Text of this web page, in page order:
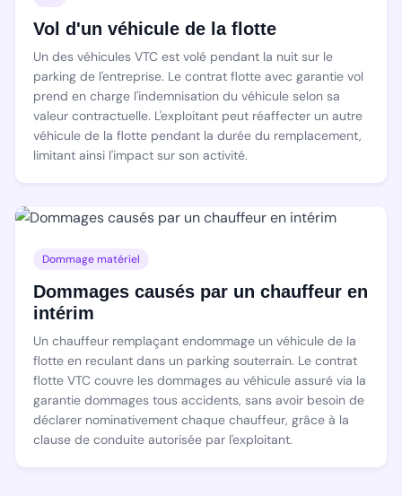
Vol d'un véhicule de la flotte
Un des véhicules VTC est volé pendant la nuit sur le
parking de l'entreprise. Le contrat flotte avec garantie vol
prend en charge l'indemnisation du véhicule selon sa
valeur contractuelle. L'exploitant peut réaffecter un autre
véhicule de la flotte pendant la durée du remplacement,
limitant ainsi l'impact sur son activité.
Dommage matériel
Dommages causés par un chauffeur en
intérim
Un chauffeur remplaçant endommage un véhicule de la
flotte en reculant dans un parking souterrain. Le contrat
flotte VTC couvre les dommages au véhicule assuré via la
garantie dommages tous accidents, sans avoir besoin de
déclarer nominativement chaque chauffeur, grâce à la
clause de conduite autorisée par l'exploitant.